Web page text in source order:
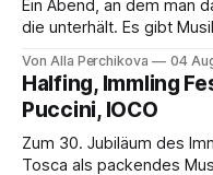
Ein Abend, an dem man das
die unterhält. Es gibt
Genau so war der Abend
Johannes Brahms’
Daniil
Von Alla Perchikova 04
Halfing, Immling
Puccini, IOCO
Zum 30. Jubiläum des
Tosca als packendes